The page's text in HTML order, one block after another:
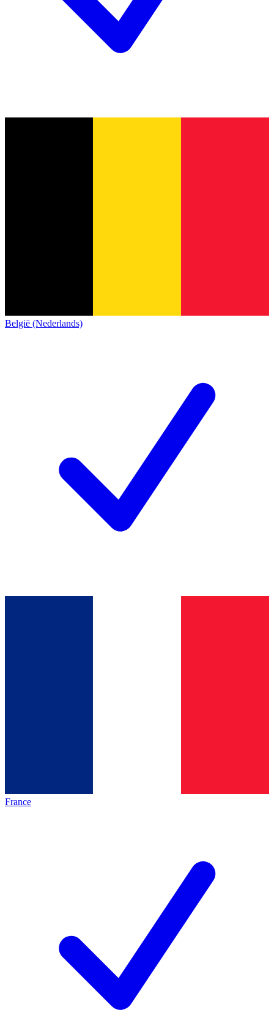
België (Nederlands)
France